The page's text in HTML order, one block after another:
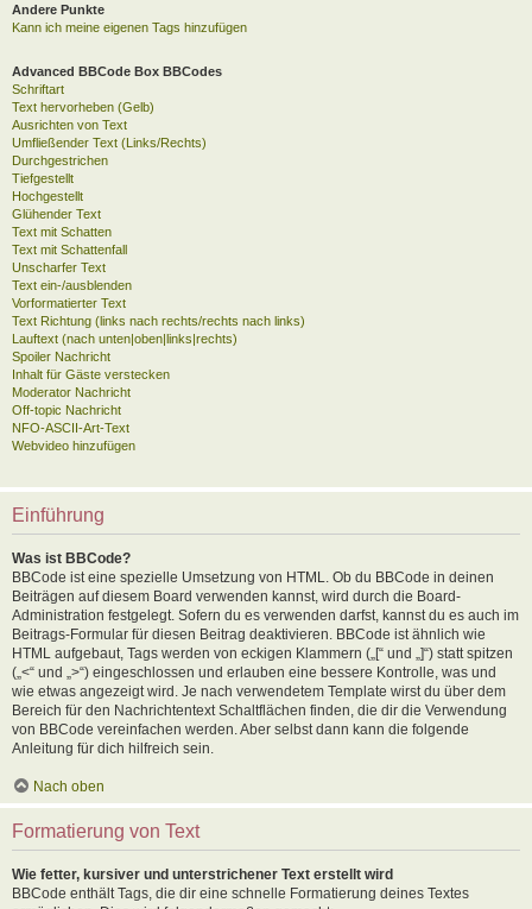
Andere Punkte
Kann ich meine eigenen Tags hinzufügen
Advanced BBCode Box BBCodes
Schriftart
Text hervorheben (Gelb)
Ausrichten von Text
Umfließender Text (Links/Rechts)
Durchgestrichen
Tiefgestellt
Hochgestellt
Glühender Text
Text mit Schatten
Text mit Schattenfall
Unscharfer Text
Text ein-/ausblenden
Vorformatierter Text
Text Richtung (links nach rechts/rechts nach links)
Lauftext (nach unten|oben|links|rechts)
Spoiler Nachricht
Inhalt für Gäste verstecken
Moderator Nachricht
Off-topic Nachricht
NFO-ASCII-Art-Text
Webvideo hinzufügen
Einführung
Was ist BBCode?
BBCode ist eine spezielle Umsetzung von HTML. Ob du BBCode in deinen
Beiträgen auf diesem Board verwenden kannst, wird durch die Board-
Administration festgelegt. Sofern du es verwenden darfst, kannst du es auch im
Beitrags-Formular für diesen Beitrag deaktivieren. BBCode ist ähnlich wie
HTML aufgebaut, Tags werden von eckigen Klammern („[“ und „]“) statt spitzen
(„<“ und „>“) eingeschlossen und erlauben eine bessere Kontrolle, was und
wie etwas angezeigt wird. Je nach verwendetem Template wirst du über dem
Bereich für den Nachrichtentext Schaltflächen finden, die dir die Verwendung
von BBCode vereinfachen werden. Aber selbst dann kann die folgende
Anleitung für dich hilfreich sein.
Nach oben
Formatierung von Text
Wie fetter, kursiver und unterstrichener Text erstellt wird
BBCode enthält Tags, die dir eine schnelle Formatierung deines Textes